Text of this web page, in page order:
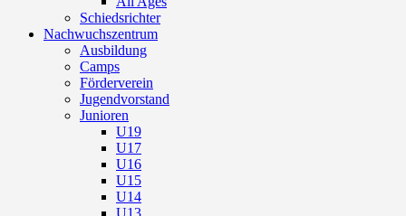
Schiedsrichter
Nachwuchszentrum
Ausbildung
Camps
Förderverein
Jugendvorstand
Junioren
U19
U17
U16
U15
U14
U13